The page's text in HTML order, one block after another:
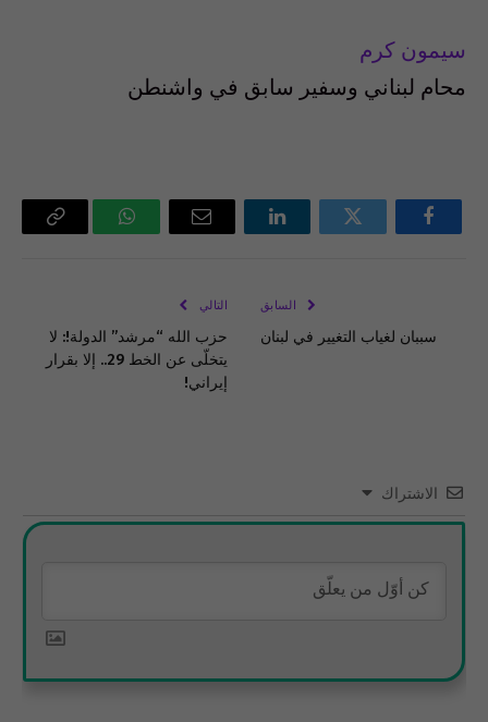
سيمون كرم
محام لبناني وسفير سابق في واشنطن
فيسبوك تويتر لينكدإن
البريد
واتساب Copy
السابق
سببان لغياب التغيير في لبنان
التالي
حزب الله “مرشد” الدولة!: لا
يتخلّى عن الخط 29.. إلا بقرار
إيراني!
الاشتراك